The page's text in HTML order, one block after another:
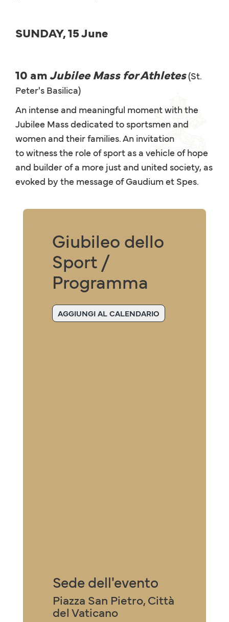
SUNDAY, 15 June
10 amJubilee Mass for Athletes(St.
Peter's Basilica)
An intense and meaningful moment with the
Jubilee Mass dedicated to sportsmen and
women and their families. An invitation
to witness the role of sport as a vehicle of hope
and builder of a more just and united society, as
evoked by the message of Gaudium et Spes.
Giubileo dello
Sport /
Programma
AGGIUNGI AL CALENDARIO
Sede dell'evento
Piazza San Pietro, Città
del Vaticano